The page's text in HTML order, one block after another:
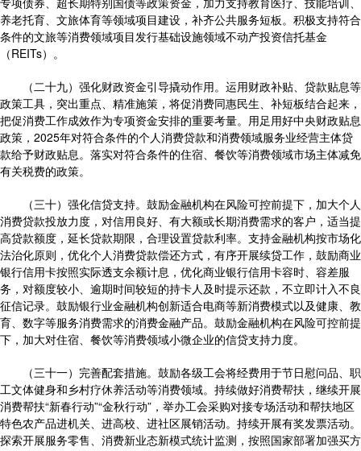
养老托育、文旅体育等领域项目建设，补齐公共服务短板。积极支持符合
条件的文旅等消费领域项目发行基础设施领域不动产投资信托基金
（REITs）。
（二十九）强化财政资金引导撬动作用。运用财政补贴、贷款贴息等
政策工具，突出重点、精准施策，将促消费同惠民生、补短板结合起来，
把促消费工作成效作为专项资金安排的重要考量。用足用好中央财政贴息
政策，2025年对符合条件的个人消费贷款和消费领域服务业经营主体贷
款给予财政贴息。落实对符合条件的住宿、餐饮等消费领域市场主体减免
有关税费的政策。
（三十）强化信贷支持。鼓励金融机构在风险可控前提下，加大个人
消费贷款投放力度，对信用良好、有大额或长期消费需求的客户，适当提
高贷款额度，延长贷款期限，合理设置贷款利率。支持金融机构按市场化
法治化原则，优化个人消费贷款偿还方式，有序开展续贷工作，鼓励商业
银行信用卡按照实际透支余额计息，优化商业银行信用卡容时、容差服
务，对额度较小、逾期时间较短的持卡人及时提示还款，不立即计入不良
征信记录。鼓励银行业金融机构创新适合电商等新消费模式以及健康、教
育、数字等服务消费需求的消费金融产品。鼓励金融机构在风险可控前提
下，加大对住宿、餐饮等消费领域小微企业的信贷支持力度。
（三十一）完善配套措施。鼓励各级工会将经费用于节日慰问品、职
工文体健身和乡村疗休养活动等消费领域。持续做好消费帮扶，继续开展
消费帮扶“新春行动”“金秋行动”，举办工会采购对接专场活动和帮扶地区
特色农产品进机关、进高校、进社区展销活动。持续开展有奖发票活动。
探索开展服务零售、消费新业态新模式统计监测，按照国家部署加强买方